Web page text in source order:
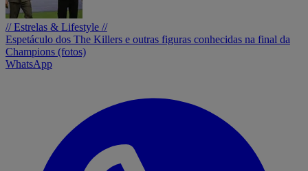
// Estrelas & Lifestyle //
Espetáculo dos The Killers e outras figuras conhecidas na final da
Champions (fotos)
WhatsApp